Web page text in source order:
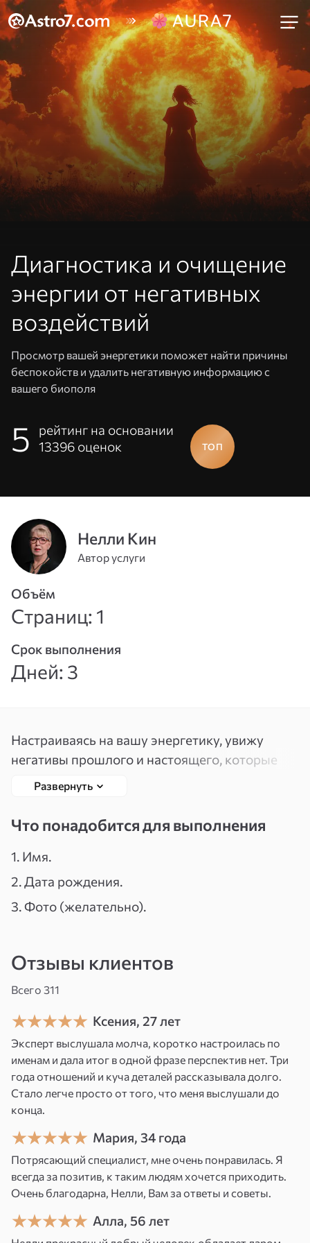
эл. почты
или
телефон
Пароль
Войти
Вспомнить
пароль
Зарегистрироваться
Диагностика и очищение
энергии от негативных
воздействий
Просмотр вашей энергетики поможет найти причины
беспокойств и удалить негативную информацию с
вашего биополя
5
рейтинг на основании
13396 оценок
Нелли Кин
Автор услуги
Объём
Страниц: 1
Срок выполнения
Дней: 3
Настраиваясь на вашу энергетику, увижу
негативы прошлого и настоящего, которые
являются преградой для вашего будущего.
Мы определим причины ваших проблем,
вместе устраним негатив и откроем новые
возможности для изменения вашей
жизненной ситуации в лучшую сторону.
Ваша энергия освободится от негативной
информации, и вы научитесь
и принимать жизнь! Вы разделите прошлое
и настоящее, чтобы избежать ошибок
Вселенной и сможете использовать эти
знания для улучшения вашей жизни.
Биополе — это наша энергия. Энергия — это
и есть информация и наши мысли. Каждая
клетка нашего организма питается энергией.
И представьте, чем вы кормите свой
организм? Стрессы, агрессия, зависть
и злость — это эмоции, которые разрушают
нашу энергию, это негатив. Вы теряете
находимся в единой энергетике Вселенной,
Развернуть
Что понадобится для выполнения
1. Имя.
2. Дата рождения.
3. Фото (желательно).
Отзывы клиентов
Всего 311
Ксения, 27 лет
Эксперт выслушала молча, коротко настроилась по
именам и дала итог в одной фразе перспектив нет. Три
года отношений и куча деталей рассказывала долго.
Стало легче просто от того, что меня выслушали до
конца.
Мария, 34 года
Потрясающий специалист, мне очень понравилась. Я
всегда за позитив, к таким людям хочется приходить.
Очень благодарна, Нелли, Вам за ответы и советы.
Алла, 56 лет